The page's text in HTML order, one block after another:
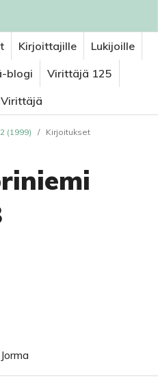
Kirjoittajille
Lukijoille
blogi
Virittäjä 125
(1999) / Kirjoitukset